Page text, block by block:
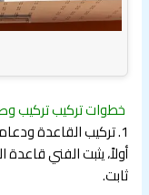
خطوات تركيب تركيب
1. تركيب القاعدة ودعامات الطبق
أولاً، يثبت الفني
ثابت.